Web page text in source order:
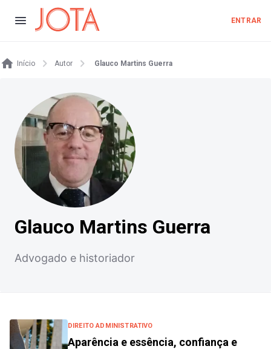
ENTRAR
Início Autor Glauco Martins Guerra
Glauco Martins Guerra
Advogado e historiador
DIREITO ADMINISTRATIVO
Aparência e essência, confiança e